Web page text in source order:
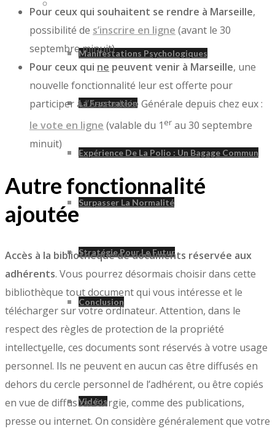
Manifestations Psychologiques
La Frustration
Expérience De La Polio : Un Bagage Commun
Surpasser La Normalité
Stratégie Pour Le Futur
Conclusion
Divers
Vidéos
Pour ceux qui souhaitent se rendre à Marseille,
possibilité de s’inscrire en ligne (avant le 30
septembre minuit)
Pour ceux qui ne peuvent venir à Marseille, une
nouvelle fonctionnalité leur est offerte pour
participer à l’Assemblée Générale depuis chez eux :
le vote en ligne (valable du 1 er au 30 septembre
minuit)
Autre fonctionnalité
ajoutée
Accès à la bibliothèque de documents réservée aux
adhérents. Vous pourrez désormais choisir dans cette
bibliothèque tout document qui vous intéresse et le
télécharger sur votre ordinateur. Attention, dans le
respect des règles de protection de la propriété
intellectuelle, ces documents sont réservés à votre usage
personnel. Ils ne peuvent en aucun cas être diffusés en
dehors du cercle personnel de l’adhérent, ou être copiés
en vue de diffusion élargie, comme des publications,
presse ou internet. On considère généralement que votre